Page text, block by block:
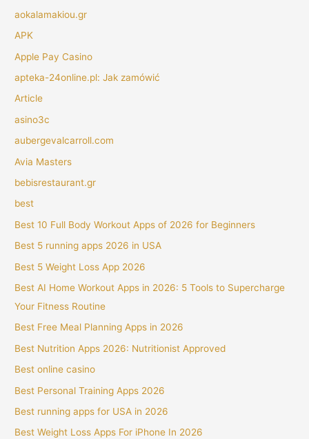
aokalamakiou.gr
APK
Apple Pay Casino
apteka-24online.pl: Jak zamówić
Article
asino3c
aubergevalcarroll.com
Avia Masters
bebisrestaurant.gr
best
Best 10 Full Body Workout Apps of 2026 for Beginners
Best 5 running apps 2026 in USA
Best 5 Weight Loss App 2026
Best AI Home Workout Apps in 2026: 5 Tools to Supercharge
Your Fitness Routine
Best Free Meal Planning Apps in 2026
Best Nutrition Apps 2026: Nutritionist Approved
Best online casino
Best Personal Training Apps 2026
Best running apps for USA in 2026
Best Weight Loss Apps For iPhone In 2026